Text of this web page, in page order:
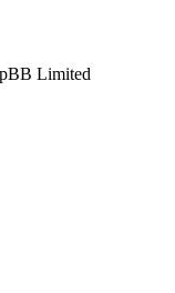
Limited